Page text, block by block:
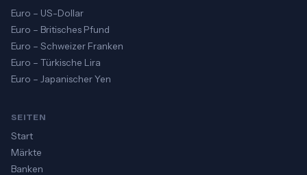
Euro – US-Dollar
Euro – Britisches Pfund
Euro – Schweizer Franken
Euro – Türkische Lira
Euro – Japanischer Yen
SEITEN
Start
Märkte
Banken